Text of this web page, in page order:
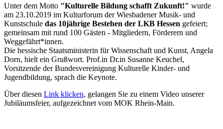
Unter dem Motto "Kulturelle Bildung schafft Zukunft!" wurde
am 23.10.2019 im Kulturforum der Wiesbadener Musik- und
Kunstschule das 10jährige Bestehen der LKB Hessen gefeiert;
gemeinsam mit rund 100 Gästen - Mitgliedern, Förderern und
Weggefährt*innen.
Die hessische Staatsministerin für Wissenschaft und Kunst, Angela
Dorn, hielt ein Grußwort. Prof.in Dr.in Susanne Keuchel,
Vorsitzende der Bundesvereinigung Kulturelle Kinder- und
Jugendbildung, sprach die Keynote.
Über diesen Link klicken, gelangen Sie zu einem Video unserer
Jubiläumsfeier, aufgezeichnet vom MOK Rhein-Main.